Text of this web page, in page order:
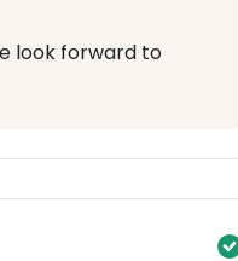
look forward to